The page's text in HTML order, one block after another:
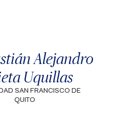
Alejandro
Uquillas
SAN FRANCISCO DE
QUITO